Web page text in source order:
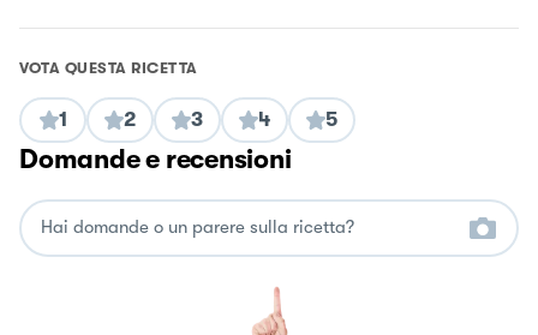
VOTA QUESTA RICETTA
1 2 3 4 5
Domande e recensioni